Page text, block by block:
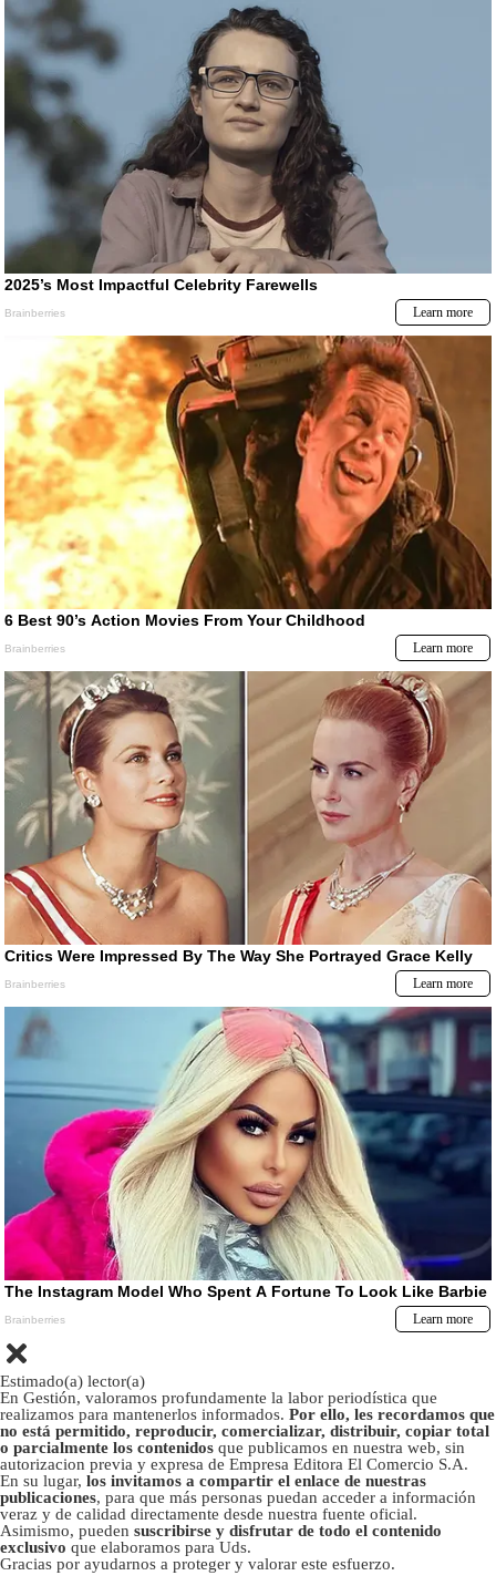
Estimado(a) lector(a)
En Gestión, valoramos profundamente la labor periodística que
realizamos para mantenerlos informados. Por ello, les recordamos que
no está permitido, reproducir, comercializar, distribuir, copiar total
o parcialmente los contenidos que publicamos en nuestra web, sin
autorizacion previa y expresa de Empresa Editora El Comercio S.A.
En su lugar, los invitamos a compartir el enlace de nuestras
publicaciones, para que más personas puedan acceder a información
veraz y de calidad directamente desde nuestra fuente oficial.
Asimismo, pueden suscribirse y disfrutar de todo el contenido
exclusivo que elaboramos para Uds.
Gracias por ayudarnos a proteger y valorar este esfuerzo.